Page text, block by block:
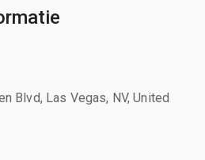
Blvd, Las Vegas, NV, United